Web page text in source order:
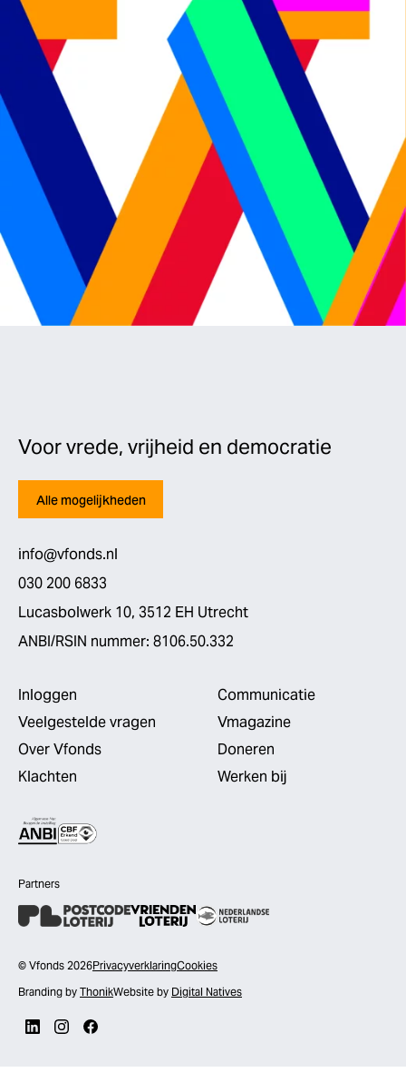
Voor vrede, vrijheid en democratie
Alle mogelijkheden
info@vfonds.nl
030 200 6833
Lucasbolwerk 10, 3512 EH Utrecht
ANBI/RSIN nummer: 8106.50.332
Inloggen
Veelgestelde vragen
Over Vfonds
Klachten
Communicatie
Vmagazine
Doneren
Werken bij
Partners
© Vfonds 2026PrivacyverklaringCookies
Branding by ThonikWebsite by Digital Natives
LinkedInInstagramFacebook